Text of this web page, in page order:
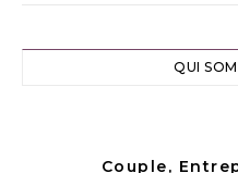
QUI
Couple,